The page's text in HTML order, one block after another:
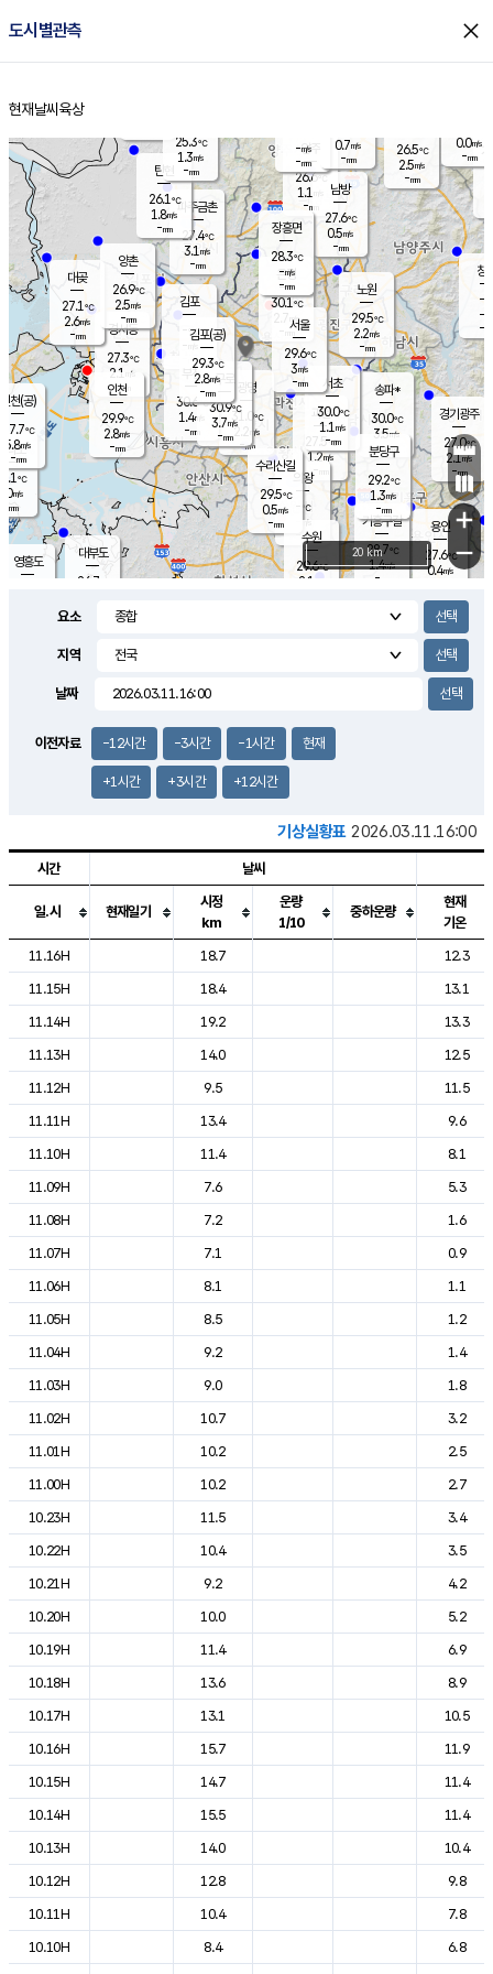
도시별관측 close
홈
현재날씨 육상
의도
℃
m/s
mm
영흥도
양주
26.6℃
1.1
-mm
과천
27.5℃
1.2m/s
- mm
용인
27.6℃
0.4m/s
경기광주
27.0℃
2.1m/s
-mm
1.4m/s
대부도
26.7
경서동
27.3℃
2.1 m/s
-mm
파주금촌
27.4℃
3.1 m/s
-mm
26.5℃
2.5m/s
-mm
대곶
27.1℃
2.6m/s
-mm
창
-
-m/
-
탄현
26.1℃
1.8m/s
-mm
0.0m/s
-mm
의왕
- ℃
m/s
mm
김포
- ℃
-m/s
mm
광명
31.0
℃
2.2 m/s
-mm
부천
30.6℃
1.4m/s
-mm
양촌
26.9℃
2.5m/s
-mm
구로
30.9℃
3.7m/s
-mm
은평
30.1℃
2.7 m/s
- mm
노원
29.5℃
2.2m/s
-mm
송파*
30.0℃
3.5m/s
-mm
서초
30.0℃
1.1 m/s
-mm
남방
27.6℃
0.5m/s
-mm
기흥구갈
28.7℃
1.4m/s
-
수리산길
29.5℃
0.5m/s
-mm
분당구
29.2℃
1.3m/s
-mm
장흥면
28.3℃
-m/s
-mm
-m/s
-mm
인천(공)
27.7℃
5.8m/s
-mm
김포(공)
29.3℃
2.8m/s
-mm
수원
29.6℃
2.1 m/s
인천
29.9℃
2.8m/s
-mm
서울
29.6℃
3m/s
-mm
25.3℃
1.3m/s
-mm
0.7m/s
-mm
+
−
20 km
요소
지역
날짜
이전자료 -12시간 -3시간 -1시간 현재
+1시간 +3시간 +12시간
기상실황표 2026.03.11.16:00
도시별 기상실황표로 지점, 날씨, 기온, 강수, 바람, 기압등을 안내한 표입
시간 날씨
일.시 현재일기
시정
km
운량
1/10
중하운량
현재
기온
11.16H
18.7
12.3
11.15H
18.4
13.1
11.14H
19.2
13.3
11.13H
14.0
12.5
11.12H
9.5
11.5
11.11H
13.4
9.6
11.10H
11.4
8.1
11.09H
7.6
5.3
11.08H
7.2
1.6
11.07H
7.1
0.9
11.06H
8.1
1.1
11.05H
8.5
1.2
11.04H
9.2
1.4
11.03H
9.0
1.8
11.02H
10.7
3.2
11.01H
10.2
2.5
11.00H
10.2
2.7
10.23H
11.5
3.4
10.22H
10.4
3.5
10.21H
9.2
4.2
10.20H
10.0
5.2
10.19H
11.4
6.9
10.18H
13.6
8.9
10.17H
13.1
10.5
10.16H
15.7
11.9
10.15H
14.7
11.4
10.14H
15.5
11.4
10.13H
14.0
10.4
10.12H
12.8
9.8
10.11H
10.4
7.8
10.10H
8.4
6.8